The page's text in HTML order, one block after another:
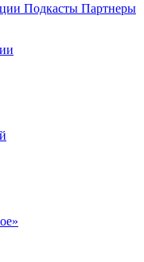
Подкасты Партнеры